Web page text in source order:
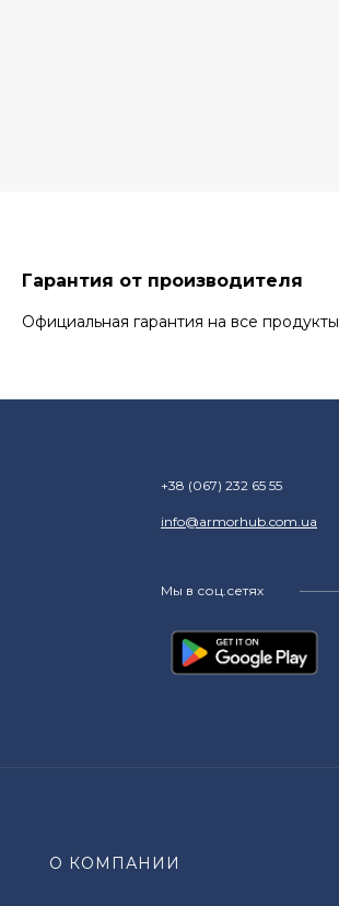
Гарантия от производителя
Официальная гарантия на все продукты
+38 (067) 232 65 55
info@armorhub.com.ua
Мы в соц.сетях
О КОМПАНИИ